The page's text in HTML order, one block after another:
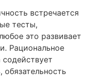
встречается
тесты,
это развивает
Рациональное
содействует
обязательность